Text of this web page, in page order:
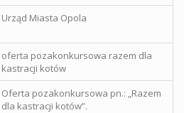
Urząd Miasta Opola
oferta pozakonkursowa razem dla
kastracji kotów
Oferta pozakonkursowa pn.: „Razem
dla kastracji kotów”.